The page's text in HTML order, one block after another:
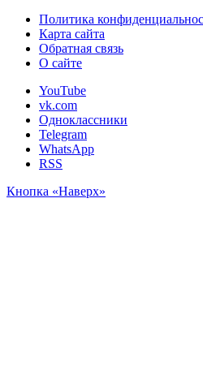
Политика
Карта сайта
Обратная связь
О сайте
YouTube
vk.com
Одноклассники
Telegram
WhatsApp
RSS
Кнопка «Наверх»